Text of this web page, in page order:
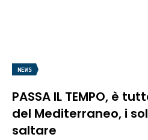
NEWS
PASSA IL TEMPO, è
del Mediterraneo, i
saltare